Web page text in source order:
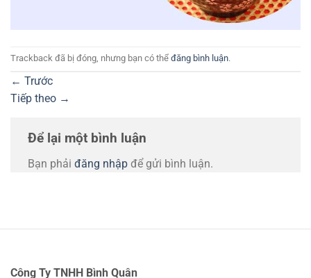
Trackback đã bị đóng, nhưng bạn có thể đăng bình luận.
← Trước
Tiếp theo →
Để lại một bình luận
Bạn phải đăng nhập để gửi bình luận.
Công Ty TNHH Bình Quân